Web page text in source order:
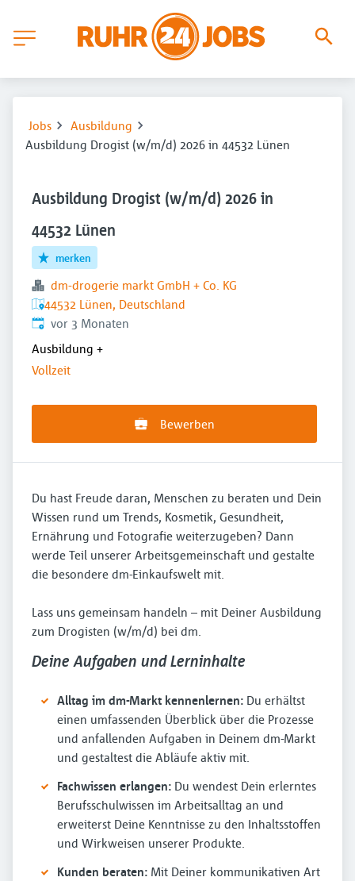
Jobs
Ausbildung
Ausbildung Drogist (w/m/d) 2026 in 44532 Lünen
Ausbildung Drogist (w/m/d) 2026 in
44532 Lünen
merken
dm-drogerie markt GmbH + Co. KG
44532 Lünen, Deutschland
Veröffentlicht:
vor 3 Monaten
Ausbildung +
Vollzeit
Bewerben
Du hast Freude daran, Menschen zu beraten und Dein
Wissen rund um Trends, Kosmetik, Gesundheit,
Ernährung und Fotografie weiterzugeben? Dann
werde Teil unserer Arbeitsgemeinschaft und gestalte
die besondere dm-Einkaufswelt mit.
Lass uns gemeinsam handeln – mit Deiner Ausbildung
zum Drogisten (w/m/d) bei dm.
Deine Aufgaben und Lerninhalte
Alltag im dm-Markt kennenlernen: Du erhältst
einen umfassenden Überblick über die Prozesse
und anfallenden Aufgaben in Deinem dm-Markt
und gestaltest die Abläufe aktiv mit.
Fachwissen erlangen: Du wendest Dein erlerntes
Berufsschulwissen im Arbeitsalltag an und
erweiterst Deine Kenntnisse zu den Inhaltsstoffen
und Wirkweisen unserer Produkte.
Kunden beraten: Mit Deiner kommunikativen Art